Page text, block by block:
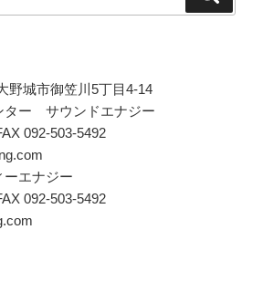
野城市御笠川5丁目4-14
ター サウンドエナジー
092-503-5492
ーエナジー
092-503-5492